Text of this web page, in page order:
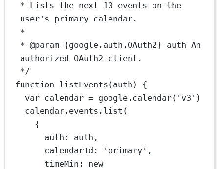
* Lists the next 10 events on the
user's primary calendar.
*
* @param {google.auth.OAuth2} auth An
authorized OAuth2 client.
*/
function listEvents (auth ) {
var calendar = google. calendar( 'v3' )
calendar.events. list (
{
auth: auth,
calendarId:
'primary' ,
timeMin: new